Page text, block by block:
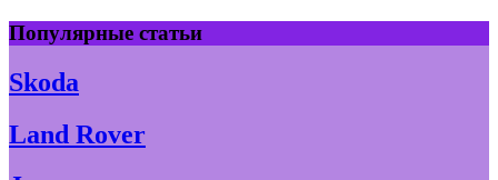
Skip
to
content
Популярные статьи
Skoda
Land Rover